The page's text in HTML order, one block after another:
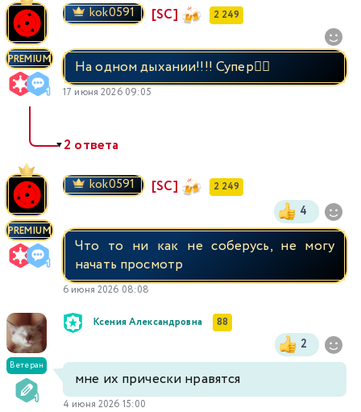
PREMIUM
kok0591 [SC] 2 249
На одном дыхании!!!! Супер👍🏻
17 июня 2026 09:05
▼2 ответа
PREMIUM
kok0591 [SC] 2 249
4
Что то ни как не соберусь, не могу
начать просмотр
6 июня 2026 08:08
Ветеран
Ксения Александровна 88
2
мне их прически нравятся
4 июня 2026 15:00